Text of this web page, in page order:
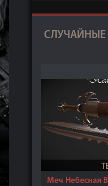
Меч Небесная